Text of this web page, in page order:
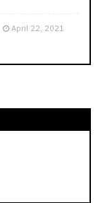
April 22, 2021